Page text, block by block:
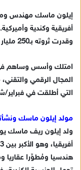
ب
د
ا
إ
ك
ت
ر
و
ن
وقدرت ثروته بـ250 مليار دولار أميركي حسب مجلة فوربس عام 2024.
امتلك وأسس وساهم
المجال الرقمي
التي أطلقت في فبراير/شباط 2018 أقوى صاروخ
مولد إيلون ماسك
هندسيا ومُطوِّرا عقاريا